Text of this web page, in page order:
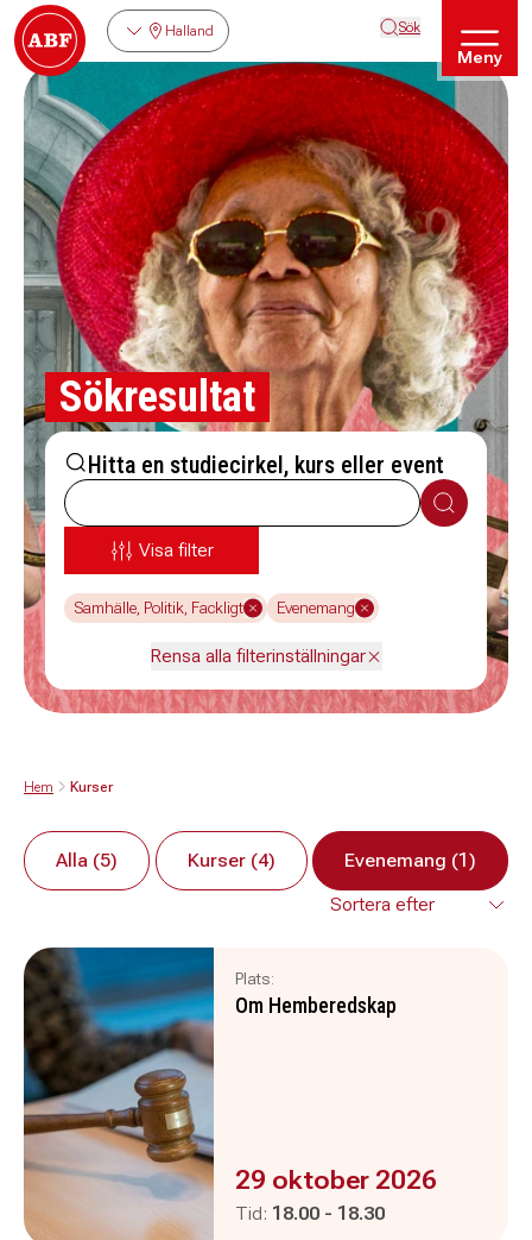
Halland Sök
Meny
Sökresultat
Hitta en studiecirkel, kurs eller event
Sök
Visa filter
Samhälle, Politik, Fackligt Evenemang
Rensa alla filterinställningar
Hem Kurser
Alla (5) Kurser (4) Evenemang (1)
Plats:
Om Hemberedskap
Evenemanget är :
29 oktober 2026
Tid: Pågår mellan
18.00 - och
18.30